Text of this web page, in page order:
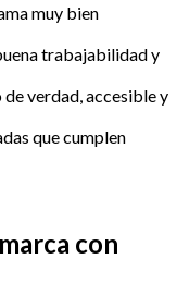
muy bien
trabajabilidad y
verdad, accesible y
que cumplen
con